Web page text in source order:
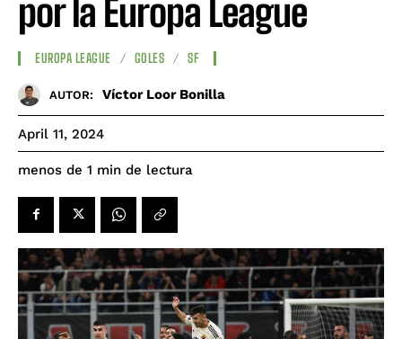
por la Europa League
EUROPA LEAGUE GOLES SF
AUTOR: Víctor Loor Bonilla
April 11, 2024
menos de 1 min de lectura